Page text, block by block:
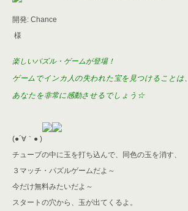
開発: Chance
様
楽しいパズル・ゲームが登場！
ゲームでインカ人の失われた宝を見つけることは、
あなたを非常に感動させるでしょう☆
(●´∀｀● )
チューブの中に玉を打ち込んで、同色の玉を消す、
３マッチ・パズルゲームだよ～
今だけ無料みたいだよ～
スタートの穴から、玉が出てくるよ。